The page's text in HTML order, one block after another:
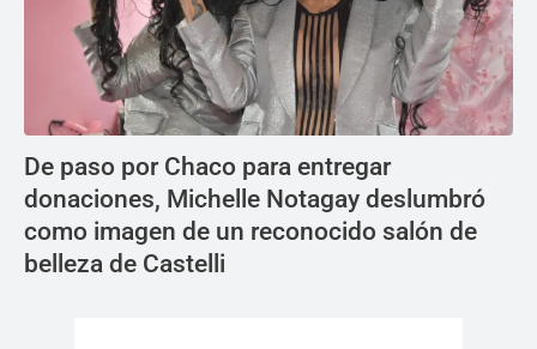
De paso por Chaco para entregar
donaciones, Michelle Notagay deslumbró
como imagen de un reconocido salón de
belleza de Castelli